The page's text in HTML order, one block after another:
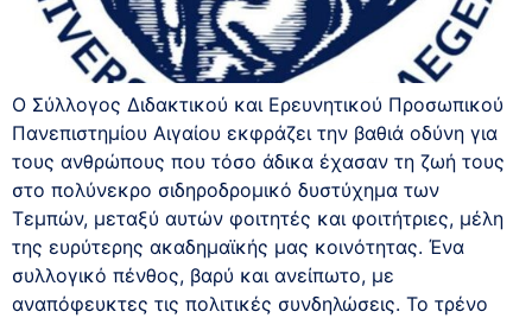
Ο Σύλλογος Διδακτικού και Ερευνητικού Προσωπικού
Πανεπιστημίου Αιγαίου εκφράζει την βαθιά οδύνη για
τους ανθρώπους που τόσο άδικα έχασαν τη ζωή τους
στο πολύνεκρο σιδηροδρομικό δυστύχημα των
Τεμπών, μεταξύ αυτών φοιτητές και φοιτήτριες, μέλη
της ευρύτερης ακαδημαϊκής μας κοινότητας. Ένα
συλλογικό πένθος, βαρύ και ανείπωτο, με
αναπόφευκτες τις πολιτικές συνδηλώσεις. Το τρένο